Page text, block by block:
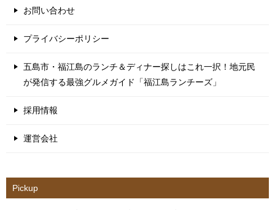
お問い合わせ
プライバシーポリシー
五島市・福江島のランチ＆ディナー探しはこれ一択！地元民
が発信する最強グルメガイド「福江島ランチーズ」
採用情報
運営会社
Pickup